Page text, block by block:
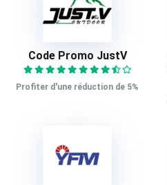
Code Promo JustV
Profiter d'une réduction de 5%